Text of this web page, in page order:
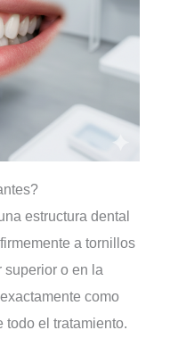
estructura dental
a tornillos
o en la
como
todo el tratamiento.